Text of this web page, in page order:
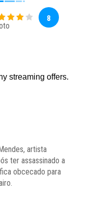
8
artista
ter assassinado a
obcecado para